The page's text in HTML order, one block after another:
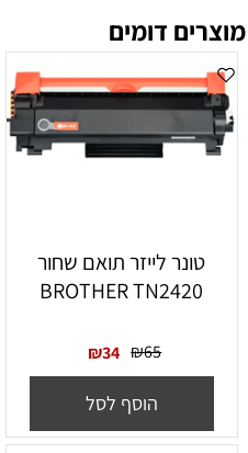
מוצרים דומים
טונר לייזר תואם שחור
BROTHER TN2420
₪65
₪34
הוסף לסל